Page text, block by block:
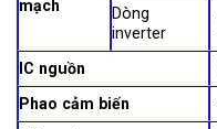
mạch
Dòng
inverter
IC nguồn
Phao cảm biến